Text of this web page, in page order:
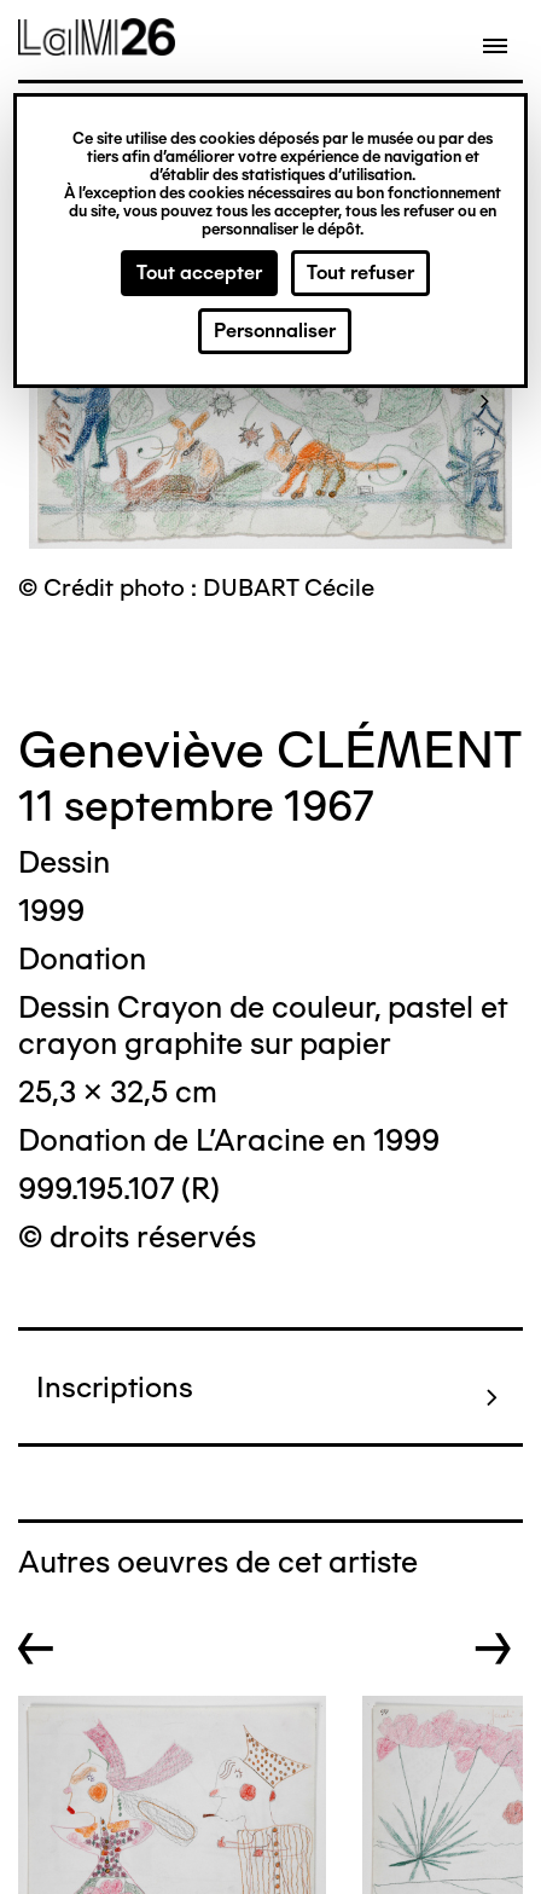
Gestion des cookies
Ce site utilise des cookies déposés par le musée ou par des
tiers afin d’améliorer votre expérience de navigation et
d’établir des statistiques d’utilisation.
À l’exception des cookies nécessaires au bon fonctionnement
du site, vous pouvez tous les accepter, tous les refuser ou en
personnaliser le dépôt.
Tout accepter Tout refuser
Personnaliser
contenu
© Crédit photo : DUBART Cécile
Geneviève CLÉMENT
11 septembre 1967
Dessin
1999
Donation
Dessin Crayon de couleur, pastel et
crayon graphite sur papier
25,3 x 32,5 cm
Donation de L'Aracine en 1999
999.195.107 (R)
© droits réservés
Inscriptions
Autres oeuvres de cet artiste
← →